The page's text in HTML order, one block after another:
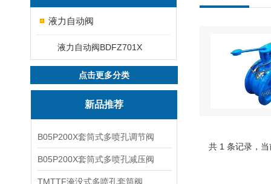
液力自动阀
液力自动阀BDFZ701X
点击更多分类
新品推荐
B05P200X套筒式多喷孔调节阀
B05P200X套筒式多喷孔减压阀
TMTTF淹没式多喷孔套筒阀
共 1 条记录，